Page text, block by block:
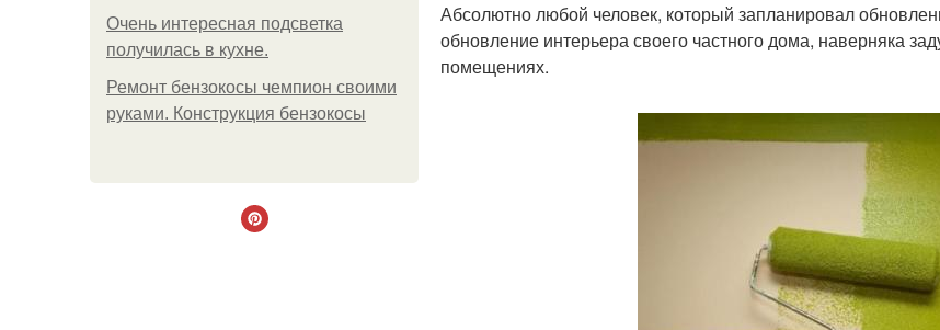
Очень интересная подсветка
получилась в кухне.
Ремонт бензокосы чемпион своими
руками. Конструкция бензокосы
Абсолютно любой человек, который запланировал
обновление интерьера своего частного дома, наверняка
помещениях.